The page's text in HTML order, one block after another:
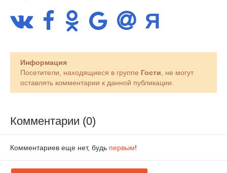
Информация
Посетители, находящиеся в группе Гости , не могут
оставлять комментарии к данной публикации.
Комментарии (0)
Комментариев еще нет, будь первым!